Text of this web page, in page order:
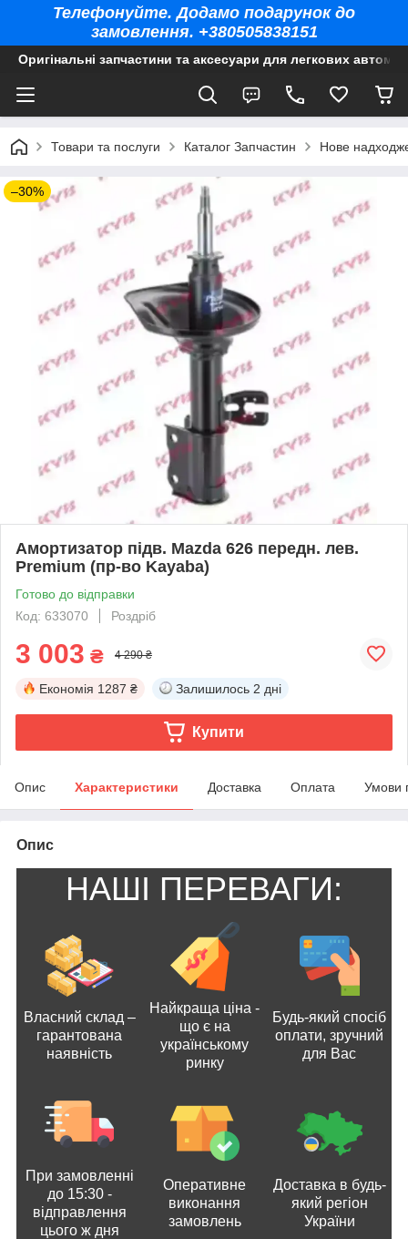
Телефонуйте. Додамо подарунок до
замовлення. +380505838151
Оригінальні запчастини та аксесуари для легкових
Товари та послуги Каталог Запчастин Нове
–30%
Амортизатор підв. Mazda 626 передн. лев.
Premium (пр-во Kayaba)
Готово до відправки
Код: 633070
Роздріб
3 003 ₴ 4 290 ₴
Економія 1287 ₴ Залишилось 2 дні
Купити
Опис Характеристики Доставка Оплата Умови
Опис
НАШІ ПЕРЕВАГИ:
Власний склад –
гарантована
наявність
Найкраща ціна -
що є на
українському
ринку
Будь-який спосіб
оплати, зручний
для Вас
При замовленні
до 15:30 -
відправлення
цього ж дня
Оперативне
виконання
замовлень
Доставка в будь-
який регіон
України